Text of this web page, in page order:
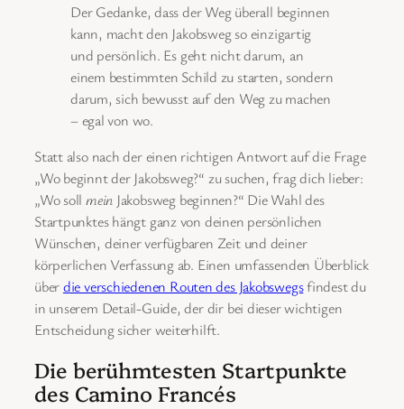
Der Gedanke, dass der Weg überall beginnen
kann, macht den Jakobsweg so einzigartig
und persönlich. Es geht nicht darum, an
einem bestimmten Schild zu starten, sondern
darum, sich bewusst auf den Weg zu machen
– egal von wo.
Statt also nach der einen richtigen Antwort auf die Frage
„Wo beginnt der Jakobsweg?“ zu suchen, frag dich lieber:
„Wo sollmein Jakobsweg beginnen?“ Die Wahl des
Startpunktes hängt ganz von deinen persönlichen
Wünschen, deiner verfügbaren Zeit und deiner
körperlichen Verfassung ab. Einen umfassenden Überblick
überdie verschiedenen Routen des Jakobswegsfindest du
in unserem Detail-Guide, der dir bei dieser wichtigen
Entscheidung sicher weiterhilft.
Die berühmtesten Startpunkte
des Camino Francés